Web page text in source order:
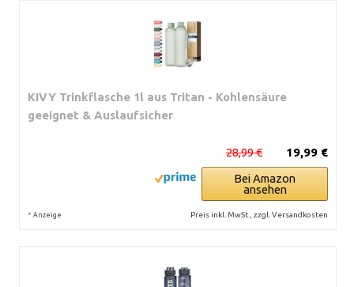
KIVY Trinkflasche 1l aus Tritan - Kohlensäure
geeignet & Auslaufsicher
19,99 €
28,99 €
Bei Amazon
ansehen
* Anzeige Preis inkl. MwSt., zzgl. Versandkosten